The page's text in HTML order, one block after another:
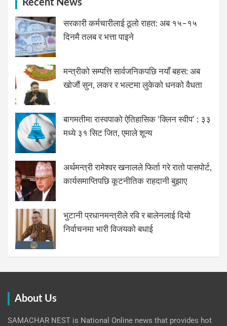
Recent News
सरकारी कर्मचारीलाई ठूलो राहत: अब १५–१५
दिनमै तलब र भत्ता पाइने
मन्त्रीको सम्पत्ति सार्वजनिकपछि नयाँ बहस: अब
खोजौं सुन, लकर र भल्टमा लुकेको धनको वैधता
बागमतीमा रास्वपाको ऐतिहासिक ‘क्लिन स्वीप’ : ३३
मध्ये ३१ सिट जित, एमाले शून्य
अर्थमन्त्री रामेश्वर खनालले फिर्ता गरे रातो पासपोर्ट,
कार्यसमाप्तिपछि कूटनीतिक राहदानी बुझाए
भुटानी प्रधानमन्त्रीले रवि र बालेनलाई दियो
निर्वाचनमा भारी विजयको बधाई
About Us
SAMACHAR NEST is National Online news that provides hot